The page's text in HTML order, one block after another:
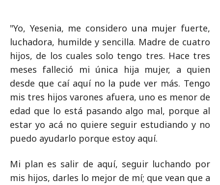
"Yo, Yesenia, me considero una mujer fuerte,
luchadora, humilde y sencilla. Madre de cuatro
hijos, de los cuales solo tengo tres. Hace tres
meses falleció mi única hija mujer, a quien
desde que caí aquí no la pude ver más. Tengo
mis tres hijos varones afuera, uno es menor de
edad que lo está pasando algo mal, porque al
estar yo acá no quiere seguir estudiando y no
puedo ayudarlo porque estoy aquí.
Mi plan es salir de aquí, seguir luchando por
mis hijos, darles lo mejor de mí; que vean que a